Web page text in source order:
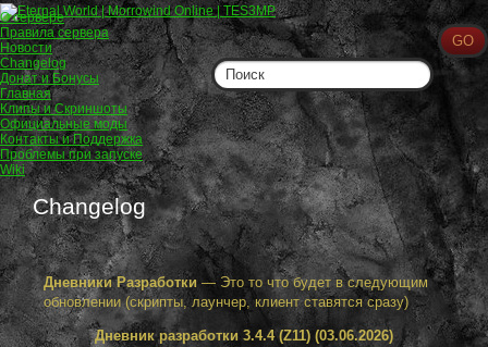
О сервере
Правила сервера
Новости
Changelog
Донат и Бонусы
Главная
Клипы и Скриншоты
Официальные моды
Контакты и Поддержка
Проблемы при запуске
Wiki
Changelog
Дневники Разработки — Это то что будет в следующим
обновлении (скрипты, лаунчер, клиент ставятся сразу)
Дневник разработки 3.4.4 (Z11) (03.06.2026)